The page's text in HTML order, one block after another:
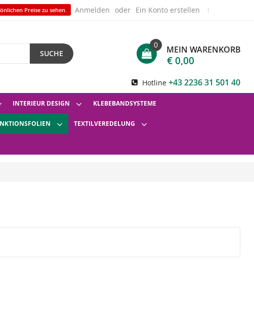
Preise zu sehen. Anmelden Ein Konto erstellen
SUCHE MEIN WARENKORB
0
€ 0,00
Hotline +43 2236 31 501 40
INTERIEUR DESIGN KLEBEBANDSYSTEME
TEXTILVEREDELUNG